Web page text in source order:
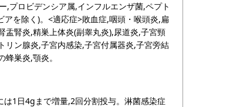
,プロビデンシア属,インフルエンザ菌,ペプト
を除く)。<適応症>敗血症,咽頭・喉頭炎,扁
腎炎,精巣上体炎(副睾丸炎),尿道炎,子宮頸
リン腺炎,子宮内感染,子宮付属器炎,子宮旁結
巣炎,顎炎。
は1日4gまで増量,2回分割投与。淋菌感染症